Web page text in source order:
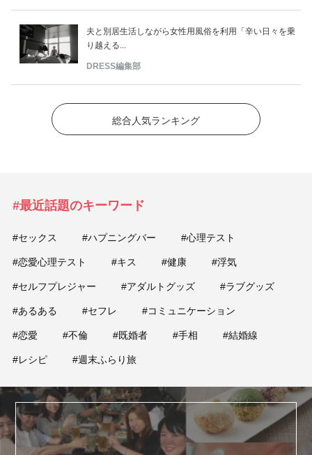
夫と別居生活しながら女性用風俗を利用「辛い日々を乗
り越える...
DRESS編集部
総合人気ランキング
#最近話題のキーワード
#セックス #ハプニングバー #心理テスト
#恋愛心理テスト #キス #健康 #浮気
#セルフプレジャー #アダルトグッズ #ラブグッズ
#あるある #セフレ #コミュニケーション
#恋愛 #不倫 #既婚者 #手相 #結婚線
#レシピ #週末ふらり旅